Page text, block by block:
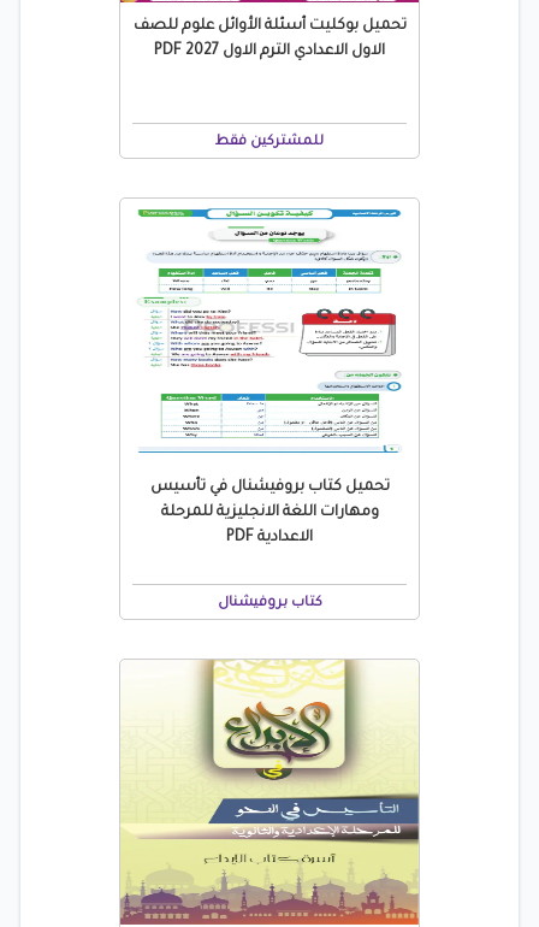
تحميل بوكليت أسئلة الأوائل علوم للصف
الاول الاعدادي الترم الاول 2027 PDF
للمشتركين فقط
تحميل كتاب بروفيشنال في تأسيس
ومهارات اللغة الانجليزية للمرحلة
الاعدادية PDF
كتاب بروفيشنال